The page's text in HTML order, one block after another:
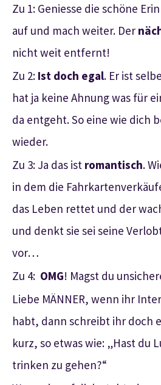
Zu 1: Geniesse die schöne
auf und mach weiter. Der
nicht weit entfernt!
Zu 2: Ist doch egal. Er ist
hat ja keine Ahnung was für
da entgeht. So eine wie dich
wieder.
Zu 3: Ja das ist romantisch.
in dem die
das Leben rettet und der
und denkt sie sei seine
vor…
Zu 4: OMG! Magst du
Liebe MÄNNER, wenn ihr
habt, dann schreibt ihr doch
kurz, so etwas wie: „Hast du
trinken zu gehen?“